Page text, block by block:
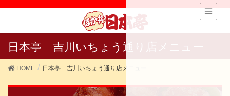
日本亭 吉川いちょう通り店メニュー
HOME 日本亭 吉川いちょう通り店メニュー